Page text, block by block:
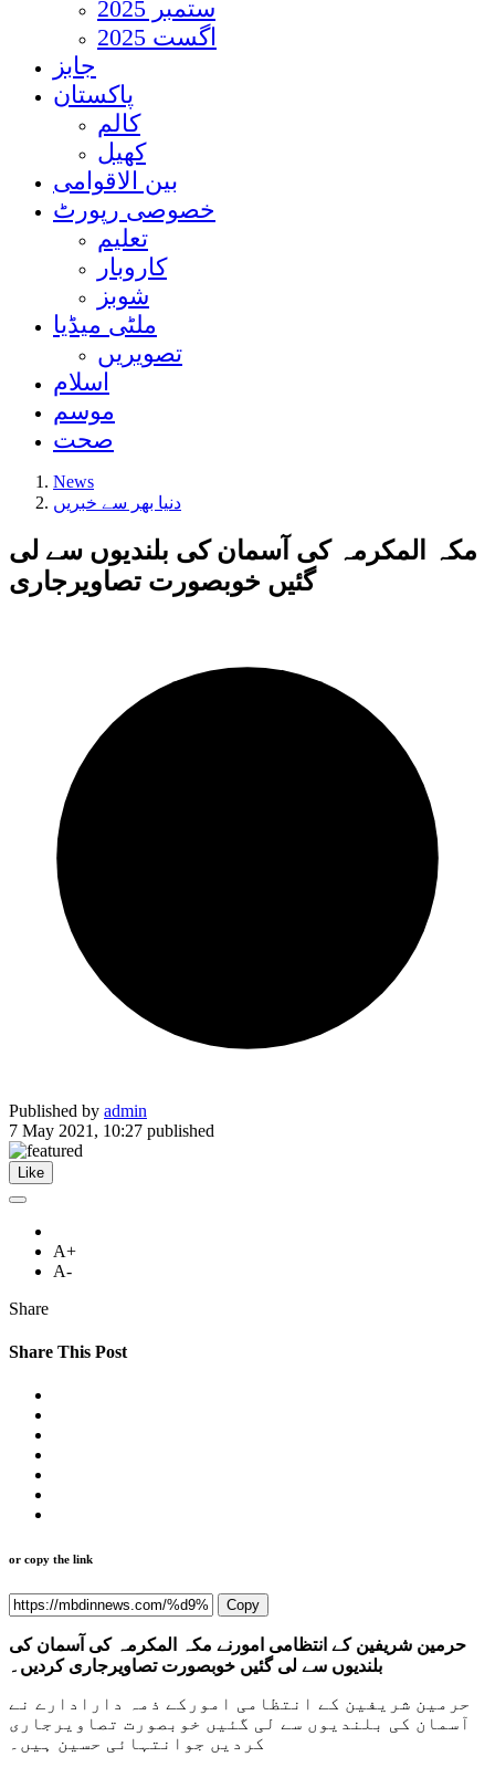
ستمبر 2025
اگست 2025
جابز
پاکستان
کالم
کھیل
بین الاقوامی
خصوصی رپورٹ
تعلیم
کاروبار
شوبز
ملٹی میڈیا
تصویریں
اسلام
موسم
صحت
News
دنیا بھر سے خبریں
مکہ المکرمہ کی آسمان کی بلندیوں سے لی
گئیں خوبصورت تصاویرجاری
Published by admin
7 May 2021, 10:27 published
Like
A+
A-
Share
Share This Post
or copy the link
Copy
حرمین شریفین کے انتظامی امورنے مکہ المکرمہ کی آسمان کی
بلندیوں سے لی گئیں خوبصورت تصاویرجاری کردیں۔
حرمین شریفین کے انتظامی امورکے ذمہ دارادارے نے
آسمان کی بلندیوں سے لی گئیں خوبصورت تصاویرجاری
کردیں جوانتہائی حسین ہیں۔